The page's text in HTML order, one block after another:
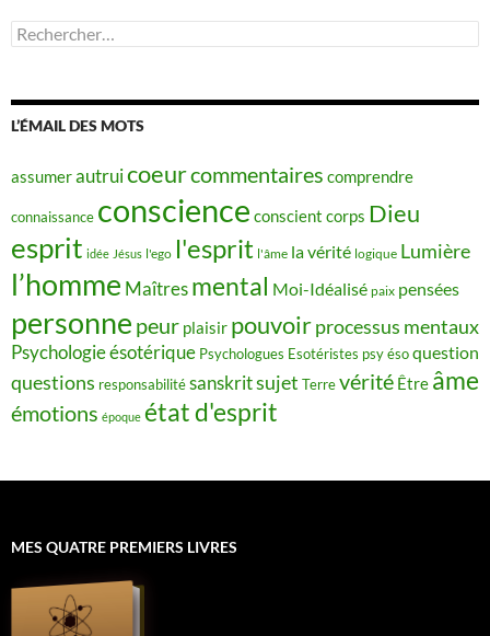
Rechercher :
L’ÉMAIL DES MOTS
assumerautruicoeurcommentaires comprendre
connaissance conscience conscient corps Dieu
esprit idée Jésus l'ego l'esprit l'âme la vérité logique Lumière
l’homme Maîtres mental Moi-Idéalisé paix pensées
personne peur plaisir pouvoirprocessus mentaux
Psychologie ésotérique Psychologues Esotéristes psy ésoquestion
questions responsabilitésanskritsujet Terrevérité Être âme
émotions époque état d'esprit
MES QUATRE PREMIERS LIVRES